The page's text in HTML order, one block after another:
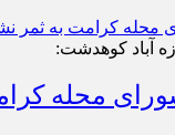
آباد کوهدشت:
محله